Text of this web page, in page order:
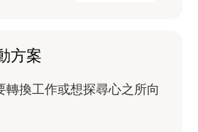
方案
轉換工作或想探尋心之所向